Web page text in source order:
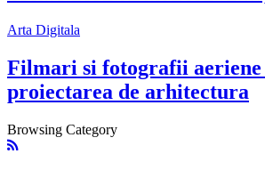
Arta Digitala
Filmari si fotografii
proiectarea de arhitectura
Browsing Category